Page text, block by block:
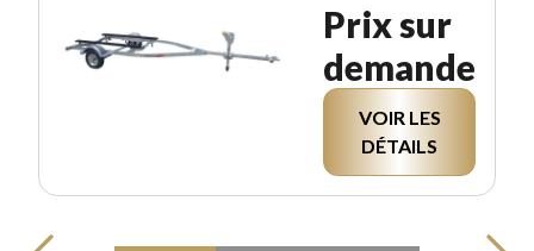
Prix sur
demande
VOIR LES
DÉTAILS